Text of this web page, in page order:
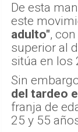
De esta
este
adulto",
superior al
sitúa en los
Sin
del tardeo
franja de
25 y 55